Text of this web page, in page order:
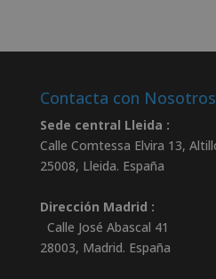
Contacta con Nosotros
Sede central Lleida :
Calle Comtessa Elvira 13,
25008, Lleida. España
Dirección Madrid :
Calle José Abascal 41
28003, Madrid. España